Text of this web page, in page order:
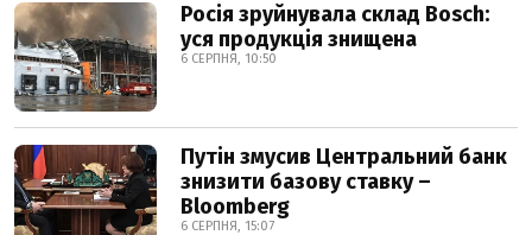
Росія зруйнувала склад Bosch:
уся продукція знищена
6 СЕРПНЯ, 10:50
Путін змусив Центральний банк
знизити базову ставку –
Bloomberg
6 СЕРПНЯ, 15:07